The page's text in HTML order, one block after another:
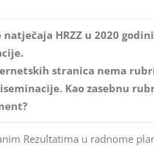
HRZZ u 2020
stranica nema
Kao zasebnu
Rezultatima u radnome